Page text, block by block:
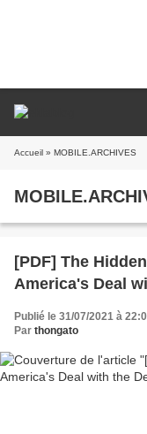
Accueil » MOBILE.ARCHIVES
[PDF] The
America's Deal
Publié le 31/07/2021 à
Par thongato